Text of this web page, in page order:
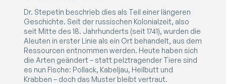
Dr. Stepetin beschrieb dies als Teil einer längeren
Geschichte. Seit der russischen Kolonialzeit, also
seit Mitte des 18. Jahrhunderts (seit 1741), wurden die
Aleuten in erster Linie als ein Ort behandelt, aus dem
Ressourcen entnommen werden. Heute haben sich
die Arten geändert – statt pelztragender Tiere sind
es nun Fische: Pollack, Kabeljau, Heilbutt und
Krabben – doch das Muster bleibt vertraut.